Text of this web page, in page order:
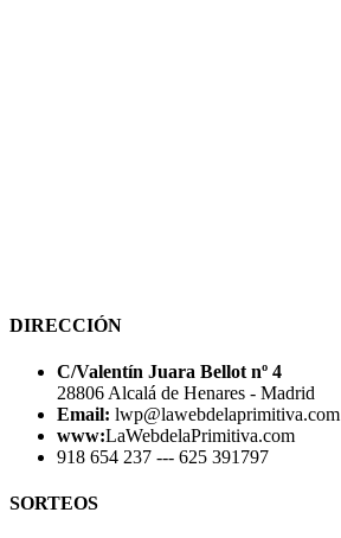
DIRECCIÓN
C/Valentín Juara Bellot nº 4
28806 Alcalá de Henares - Madrid
Email: lwp@lawebdelaprimitiva.com
www:LaWebdelaPrimitiva.com
918 654 237 --- 625 391797
SORTEOS